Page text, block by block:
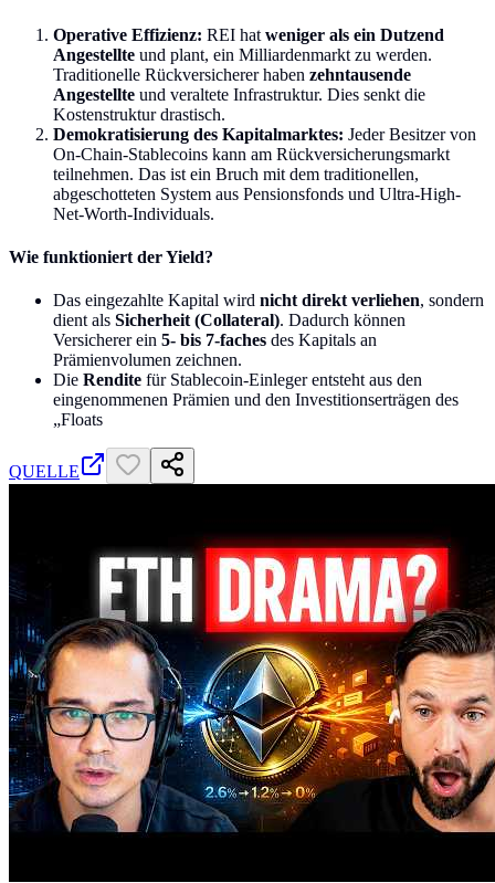
Operative Effizienz: REI hat weniger als ein Dutzend
Angestellte und plant, ein Milliardenmarkt zu werden.
Traditionelle Rückversicherer haben zehntausende
Angestellte und veraltete Infrastruktur. Dies senkt die
Kostenstruktur drastisch.
Demokratisierung des Kapitalmarktes: Jeder Besitzer von
On-Chain-Stablecoins kann am Rückversicherungsmarkt
teilnehmen. Das ist ein Bruch mit dem traditionellen,
abgeschotteten System aus Pensionsfonds und Ultra-High-
Net-Worth-Individuals.
Wie funktioniert der Yield?
Das eingezahlte Kapital wird nicht direkt verliehen, sondern
dient als Sicherheit (Collateral). Dadurch können
Versicherer ein 5- bis 7-faches des Kapitals an
Prämienvolumen zeichnen.
Die Rendite für Stablecoin-Einleger entsteht aus den
eingenommenen Prämien und den Investitionserträgen des
„Floats
QUELLE